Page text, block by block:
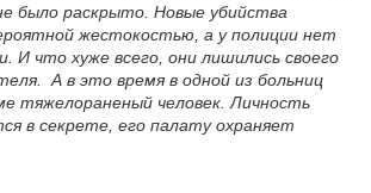
было раскрыто. Новые убийства
жестокостью, а у полиции нет
И что хуже всего, они лишились своего
А в это время в одной из больниц
тяжелораненый человек. Личность
в секрете, его палату охраняет